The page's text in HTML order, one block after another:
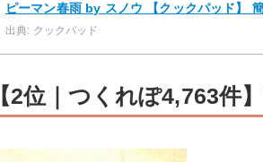
ピーマン春雨 by スノウ 【クックパッド】
出典: クックパッド
【2位｜つくれぽ4,763件